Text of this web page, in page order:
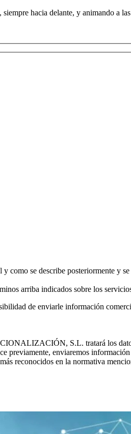
hacia delante, y animando a
se describe posteriormente y
arriba indicados sobre los
de enviarle información
S.L. tratará los datos
previamente, enviaremos
reconocidos en la normativa